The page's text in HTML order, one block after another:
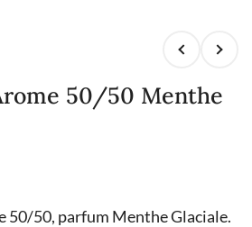
50/50 Menthe
50/50, parfum Menthe Glaciale.